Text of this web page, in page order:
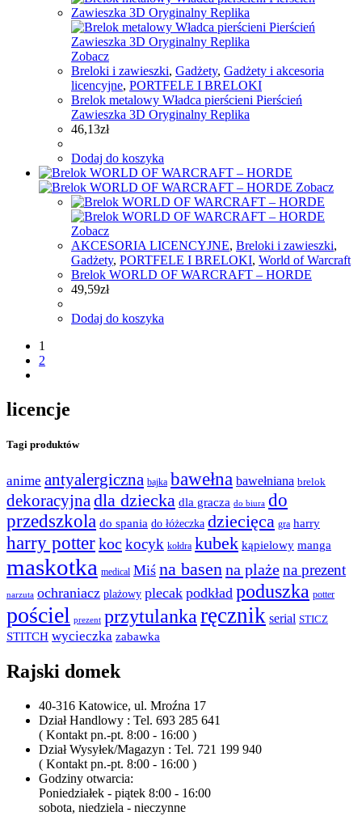
Zobacz
Breloki i zawieszki, Gadżety, Gadżety i akcesoria
licencyjne, PORTFELE I BRELOKI
Brelok metalowy Władca pierścieni Pierścień
Zawieszka 3D Oryginalny Replika
46,13zł
Dodaj do koszyka
Zobacz
Zobacz
AKCESORIA LICENCYJNE, Breloki i zawieszki,
Gadżety, PORTFELE I BRELOKI, World of Warcraft
Brelok WORLD OF WARCRAFT – HORDE
49,59zł
Dodaj do koszyka
1
2
licencje
Tagi produktów
anime antyalergiczna bajka bawełna bawełniana brelok
dekoracyjna dla dziecka dla gracza do biura do
przedszkola do spania do łóżeczka dziecięca gra harry
harry potterkoc kocyk kołdra kubek kąpielowy manga
maskotka medical Miś na basenna plażena prezent
narzuta ochraniacz plażowy plecak podkład poduszka potter
pościel prezent przytulankaręcznik serial STICZ
STITCH wycieczka zabawka
Rajski domek
40-316 Katowice, ul. Mroźna 17
Dział Handlowy : Tel. 693 285 641
( Kontakt pn.-pt. 8:00 - 16:00 )
Dział Wysyłek/Magazyn : Tel. 721 199 940
( Kontakt pn.-pt. 8:00 - 16:00 )
Godziny otwarcia:
Poniedziałek - piątek 8:00 - 16:00
sobota, niedziela - nieczynne